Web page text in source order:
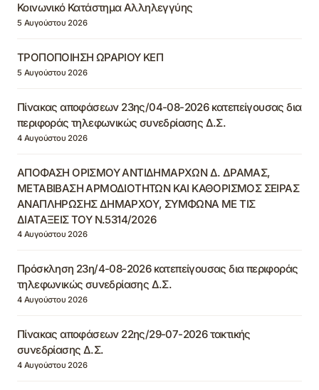
Κοινωνικό Κατάστημα Αλληλεγγύης
5 Αυγούστου 2026
ΤΡΟΠΟΠΟΙΗΣΗ ΩΡΑΡΙΟΥ ΚΕΠ
5 Αυγούστου 2026
Πίνακας αποφάσεων 23ης/04-08-2026 κατεπείγουσας δια
περιφοράς τηλεφωνικώς συνεδρίασης Δ.Σ.
4 Αυγούστου 2026
ΑΠΟΦΑΣΗ ΟΡΙΣΜΟΥ ΑΝΤΙΔΗΜΑΡΧΩΝ Δ. ΔΡΑΜΑΣ,
ΜΕΤΑΒΙΒΑΣΗ ΑΡΜΟΔΙΟΤΗΤΩΝ ΚΑΙ ΚΑΘΟΡΙΣΜΟΣ ΣΕΙΡΑΣ
ΑΝΑΠΛΗΡΩΣΗΣ ΔΗΜΑΡΧΟΥ, ΣΥΜΦΩΝΑ ΜΕ ΤΙΣ
ΔΙΑΤΑΞΕΙΣ ΤΟΥ Ν.5314/2026
4 Αυγούστου 2026
Πρόσκληση 23η/4-08-2026 κατεπείγουσας δια περιφοράς
τηλεφωνικώς συνεδρίασης Δ.Σ.
4 Αυγούστου 2026
Πίνακας αποφάσεων 22ης/29-07-2026 τακτικής
συνεδρίασης Δ.Σ.
4 Αυγούστου 2026